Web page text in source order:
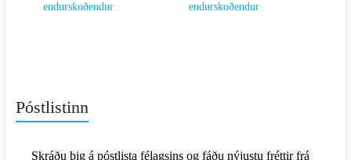
endurskoðendur
endurskoðendur
Póstlistinn
Skráðu þig á póstlista félagsins og fáðu nýjustu fréttir frá